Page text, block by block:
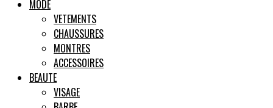
Pas si
MODE
VETEMENTS
CHAUSSURES
MONTRES
ACCESSOIRES
BEAUTE
VISAGE